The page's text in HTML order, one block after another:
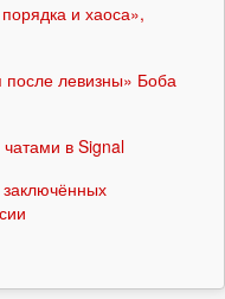
и хаоса»,
после левизны» Боба
в Signal